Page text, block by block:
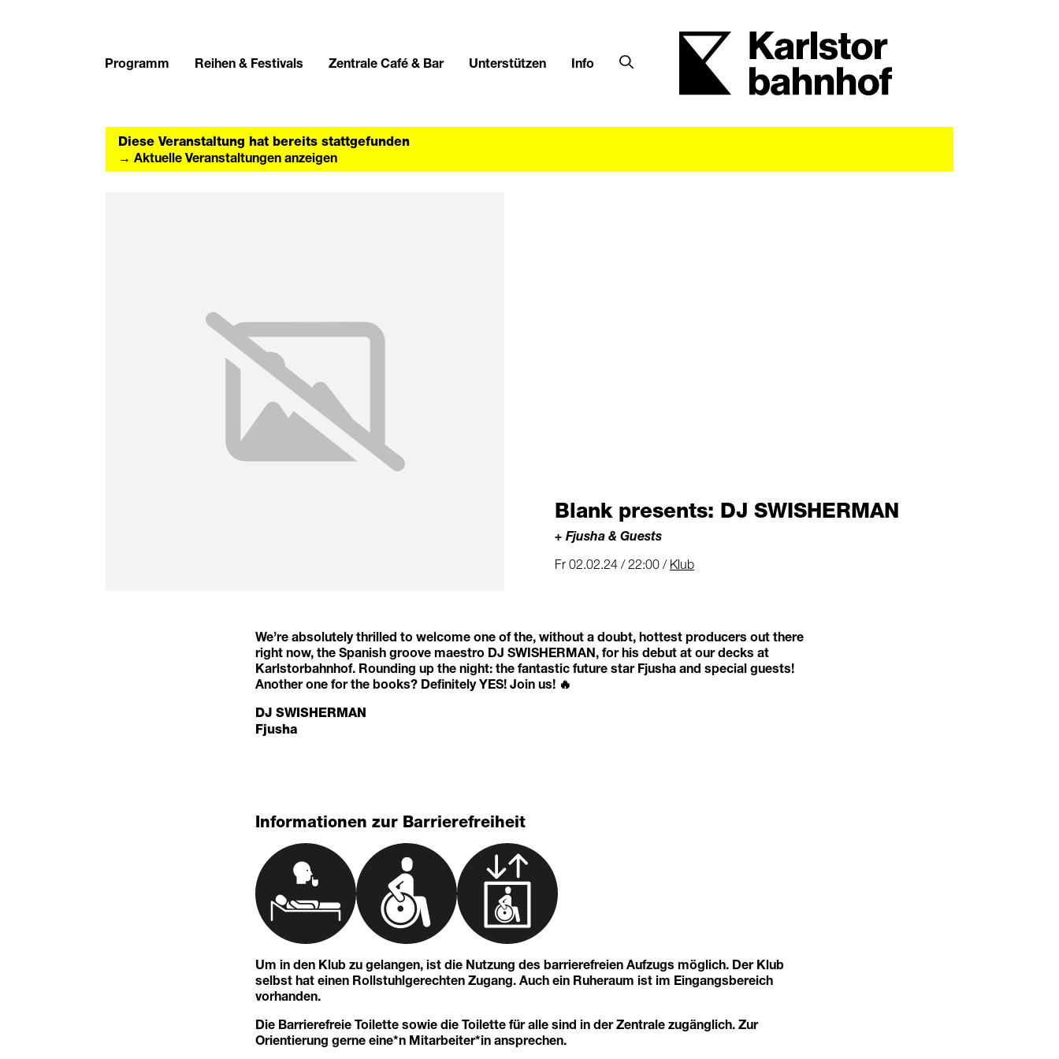
Programm Reihen & Festivals Zentrale Café & Bar Unterstützen Info
Diese Veranstaltung hat bereits stattgefunden
→ Aktuelle Veranstaltungen anzeigen
Blank presents: DJ SWISHERMAN
+ Fjusha & Guests
Fr 02.02.24 / 22:00 / Klub
We’re absolutely thrilled to welcome one of the, without a doubt, hottest producers out there
right now, the Spanish groove maestro DJ SWISHERMAN, for his debut at our decks at
Karlstorbahnhof. Rounding up the night: the fantastic future star Fjusha and special guests!
Another one for the books? Definitely YES! Join us! 🔥
DJ SWISHERMAN
Fjusha
Informationen zur Barrierefreiheit
Um in den Klub zu gelangen, ist die Nutzung des barrierefreien Aufzugs möglich. Der Klub
selbst hat einen Rollstuhlgerechten Zugang. Auch ein Ruheraum ist im Eingangsbereich
vorhanden.
Die Barrierefreie Toilette sowie die Toilette für alle sind in der Zentrale zugänglich. Zur
Orientierung gerne eine*n Mitarbeiter*in ansprechen.